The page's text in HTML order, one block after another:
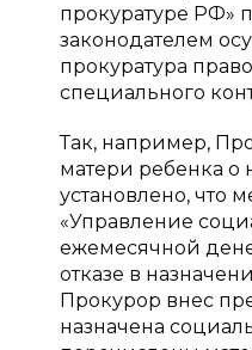
прокуратуре РФ»
законодателем
прокуратура
специального
Так, например,
матери ребенка о
установлено, что
«Управление
ежемесячной
отказе в
Прокурор внес
назначена